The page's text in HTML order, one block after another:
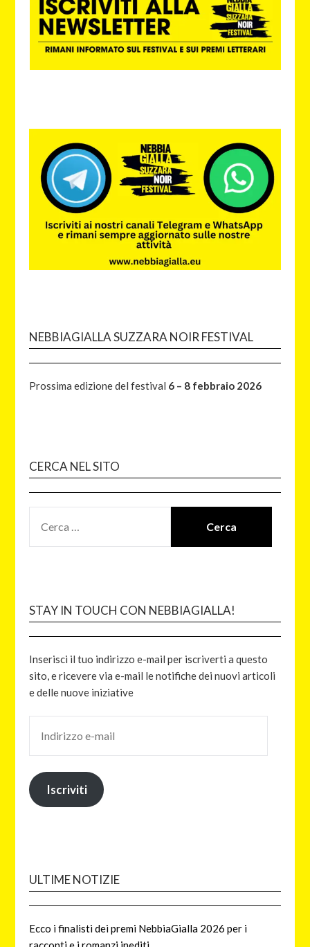
NEBBIAGIALLA SUZZARA NOIR FESTIVAL
Prossima edizione del festival 6 – 8 febbraio 2026
CERCA NEL SITO
STAY IN TOUCH CON NEBBIAGIALLA!
Inserisci il tuo indirizzo e-mail per iscriverti a questo
sito, e ricevere via e-mail le notifiche dei nuovi articoli
e delle nuove iniziative
Iscriviti
ULTIME NOTIZIE
Ecco i finalisti dei premi NebbiaGialla 2026 per i